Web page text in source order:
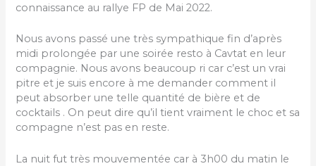
connaissance au rallye FP de Mai 2022.
Nous avons passé une très sympathique fin d’après
midi prolongée par une soirée resto à Cavtat en leur
compagnie. Nous avons beaucoup ri car c’est un vrai
pitre et je suis encore à me demander comment il
peut absorber une telle quantité de bière et de
cocktails . On peut dire qu’il tient vraiment le choc et sa
compagne n’est pas en reste.
La nuit fut très mouvementée car à 3h00 du matin le